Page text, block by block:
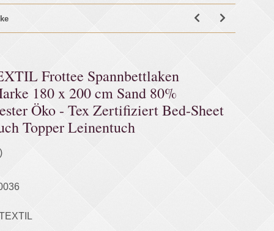
Frottee Spannbettlaken
180 x 200 cm Sand 80%
Öko - Tex Zertifiziert Bed-Sheet
Topper Leinentuch